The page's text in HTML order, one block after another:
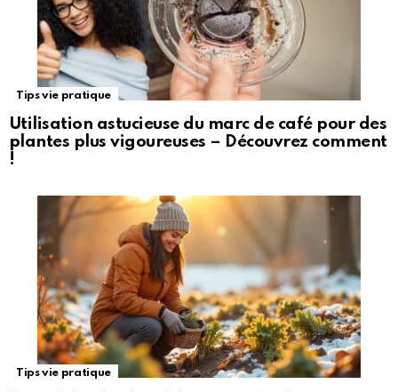
Tips vie pratique
Utilisation astucieuse du marc de café pour des
plantes plus vigoureuses – Découvrez comment
!
Tips vie pratique